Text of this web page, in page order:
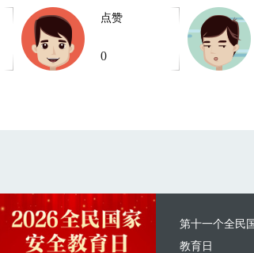
点赞
0
第十一个全民
教育日